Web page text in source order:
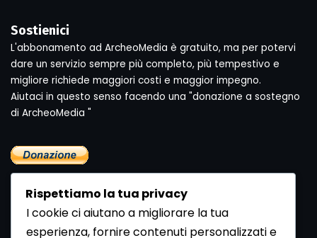
Sostienici
L'abbonamento ad ArcheoMedia è gratuito, ma per potervi
dare un servizio sempre più completo, più tempestivo e
migliore richiede maggiori costi e maggior impegno.
Aiutaci in questo senso facendo una "donazione a sostegno
di ArcheoMedia "
Rispettiamo la tua privacy
I cookie ci aiutano a migliorare la tua
esperienza, fornire contenuti personalizzati e